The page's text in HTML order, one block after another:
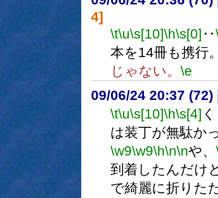
4]
\t\u\s[10]\h\s[0] ‥
本を14冊も携行
じゃない。 \e
09/06/24 20:37 (72)
\t\u\s[10]\h\s[4]
は装丁が無駄か
\w9\w9\h\n\nや、
到着したんだけ
で綺麗に折りた